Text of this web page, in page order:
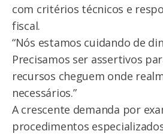
com critérios técnicos e
fiscal.
“Nós estamos cuidando de
Precisamos ser assertivos
recursos cheguem onde
necessários.”
A crescente demanda por
procedimentos